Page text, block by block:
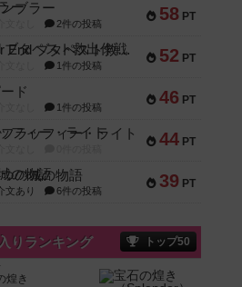
58 PT
ブラー
2件の投稿
52 PT
Bitter End ブタペスト救出作戦
1件の投稿
46 PT
ド
1件の投稿
44 PT
ラッフィー・ライト
39 PT
の城の物語
文あり 6件の投稿
りランキング トップ50
煌き